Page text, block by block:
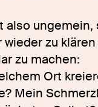
also ungemein,
wieder zu
zu machen:
Ort
Mein